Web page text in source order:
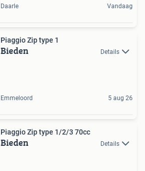
Daarle Vandaag
Piaggio Zip type 1
Bieden Details
Emmeloord 5 aug 26
Piaggio Zip type 1/2/3 70cc
Bieden Details